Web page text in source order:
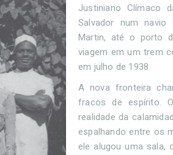
Justiniano Clímaco
Salvador num
Martin, até o porto
viagem em um trem
em julho de 1938.
A nova fronteira
fracos de espírito.
realidade da
espalhando entre os
ele alugou uma sala,